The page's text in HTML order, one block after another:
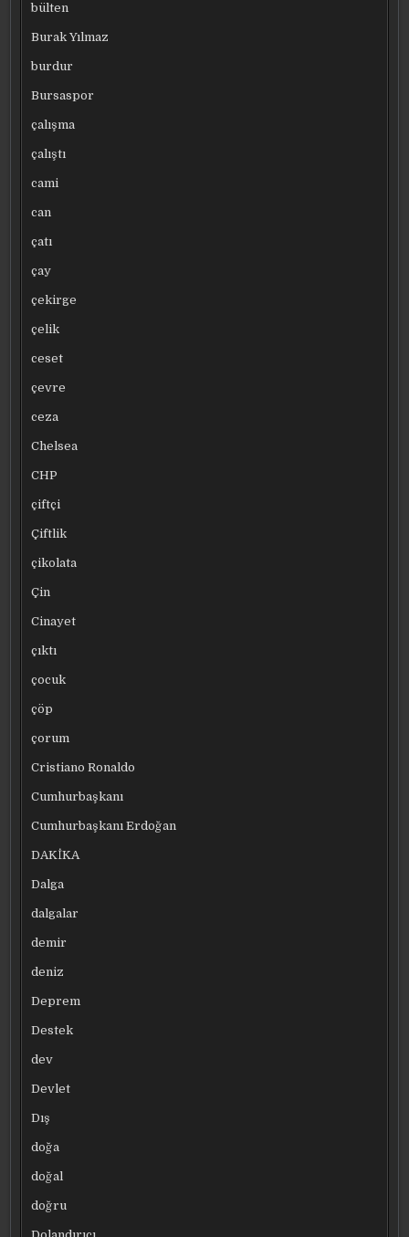
bülten
Burak Yılmaz
burdur
Bursaspor
çalışma
çalıştı
cami
can
çatı
çay
çekirge
çelik
ceset
çevre
ceza
Chelsea
CHP
çiftçi
Çiftlik
çikolata
Çin
Cinayet
çıktı
çocuk
çöp
çorum
Cristiano Ronaldo
Cumhurbaşkanı
Cumhurbaşkanı Erdoğan
DAKİKA
Dalga
dalgalar
demir
deniz
Deprem
Destek
dev
Devlet
Dış
doğa
doğal
doğru